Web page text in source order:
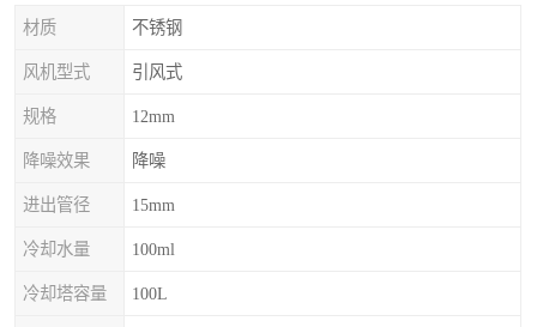
材质 不锈钢
风机型式 引风式
规格 12mm
降噪效果 降噪
进出管径 15mm
冷却水量 100ml
冷却塔容量 100L